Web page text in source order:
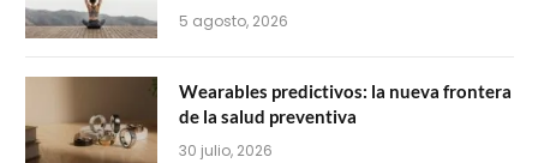
5 agosto, 2026
Wearables predictivos: la nueva frontera
de la salud preventiva
30 julio, 2026